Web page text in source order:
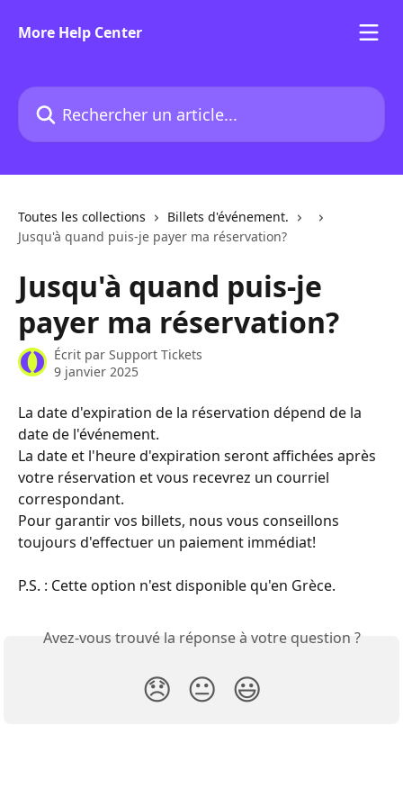
More Help Center
Rechercher un article...
Toutes les collections
Billets d'événement.
Jusqu'à quand puis-je payer ma réservation?
Jusqu'à quand puis-je
payer ma réservation?
Écrit par Support Tickets
9 janvier 2025
La date d'expiration de la réservation dépend de la
date de l'événement.
La date et l'heure d'expiration seront affichées après
votre réservation et vous recevrez un courriel
correspondant.
Pour garantir vos billets, nous vous conseillons
toujours d'effectuer un paiement immédiat!
P.S. : Cette option n'est disponible qu'en Grèce.
Avez-vous trouvé la réponse à votre question ?
😞 😐 😃